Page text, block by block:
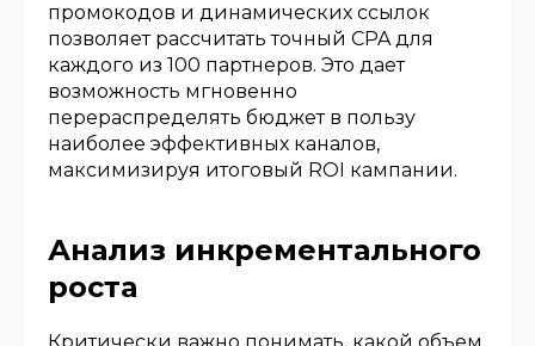
промокодов и динамических ссылок
позволяет рассчитать точный CPA для
каждого из 100 партнеров. Это дает
возможность мгновенно
перераспределять бюджет в пользу
наиболее эффективных каналов,
максимизируя итоговый ROI кампании.
Анализ инкрементального
роста